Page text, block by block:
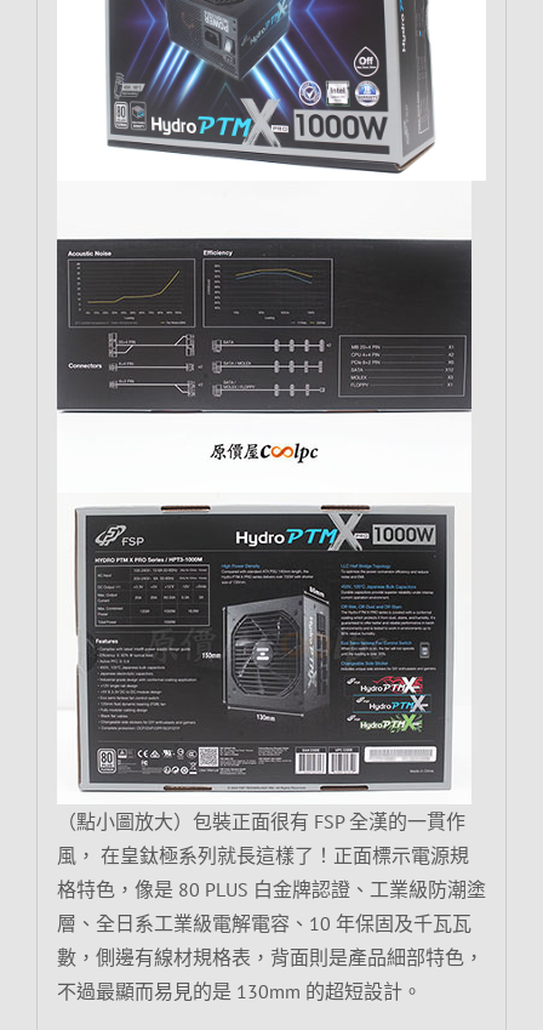
（點小圖放大）包裝正面很有 FSP 全漢的一貫作
風， 在皇鈦極系列就長這樣了！正面標示電源規
格特色，像是 80 PLUS 白金牌認證、工業級防潮塗
層、全日系工業級電解電容、10 年保固及千瓦瓦
數，側邊有線材規格表，背面則是產品細部特色，
不過最顯而易見的是 130mm 的超短設計。